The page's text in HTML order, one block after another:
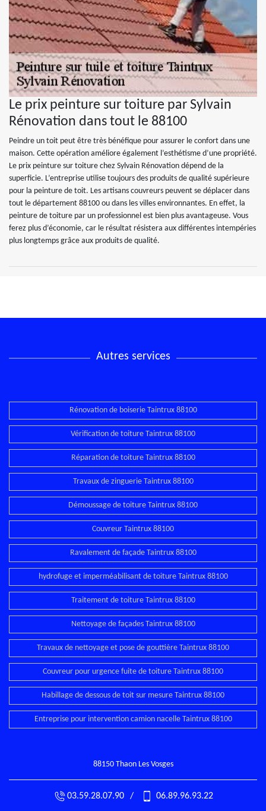
Le prix peinture sur toiture par Sylvain
Rénovation dans tout le 88100
Peindre un toit peut être très bénéfique pour assurer le confort dans une
maison. Cette opération améliore également l’esthétisme d’une propriété.
Le prix peinture sur toiture chez Sylvain Rénovation dépend de la
superficie. L’entreprise utilise toujours des produits de qualité supérieure
pour la peinture de toit. Les artisans couvreurs peuvent se déplacer dans
tout le département 88100 ou dans les villes environnantes. En effet, la
peinture de toiture par un professionnel est bien plus avantageuse. Vous
ferez plus d’économie, car le résultat résistera aux différentes intempéries
plus longtemps grâce aux produits de qualité.
Autres services
Rénovation de boiserie Taintrux 88100
Vérification de toiture Taintrux 88100
Réparation de toiture Taintrux 88100
Travaux de zinguerie Taintrux 88100
Démoussage de toiture Taintrux 88100
Couvreur Taintrux 88100
Ravalement de façade Taintrux 88100
hydrofuge et imperméabilisant de toiture Taintrux 88100
Traitement de toiture Taintrux 88100
Nettoyage de façades Taintrux 88100
Travaux de nettoyage et pose de gouttière Taintrux 88100
Couvreur pour urgence fuite de toiture Taintrux 88100
Habillage de dessous de toit sur mesure Taintrux 88100
Entreprise pour intervention camion nacelle Taintrux 88100
88150 Thaon Les Vosges
03.59.28.07.90 / 06.89.96.93.22